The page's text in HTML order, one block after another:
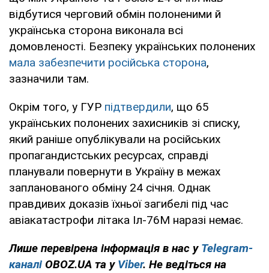
відбутися черговий обмін полоненими й
українська сторона виконала всі
домовленості. Безпеку українських полонених
мала забезпечити російська сторона,
зазначили там.
Окрім того, у ГУР підтвердили, що 65
українських полонених захисників зі списку,
який раніше опублікували на російських
пропагандистських ресурсах, справді
планували повернути в Україну в межах
запланованого обміну 24 січня. Однак
правдивих доказів їхньої загибелі під час
авіакатастрофи літака Іл-76М наразі немає.
Лише перевірена інформація в нас у Telegram-
каналі OBOZ.UA та у Viber. Не ведіться на